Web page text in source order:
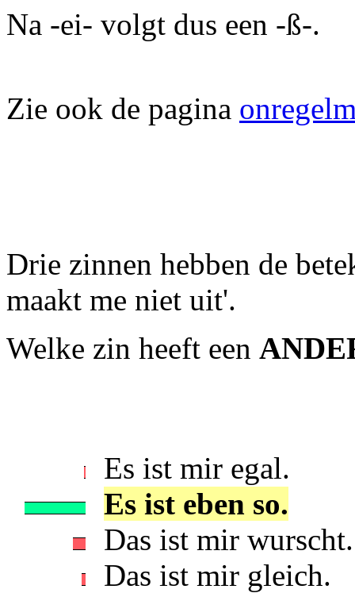
Na -ei- volgt dus een -ß-.
Zie ook de pagina
Drie zinnen hebben de
maakt me niet uit'.
Welke zin heeft een
Es ist mir egal.
Es ist eben so.
Das ist mir wurscht.
Das ist mir gleich.